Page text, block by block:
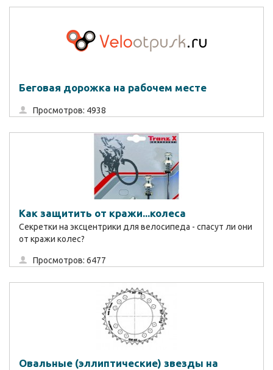
Беговая дорожка на рабочем месте
Просмотров: 4938
Как защитить от кражи...колеса
Секретки на эксцентрики для велосипеда - спасут ли они
от кражи колес?
Просмотров: 6477
Овальные (эллиптические) звезды на